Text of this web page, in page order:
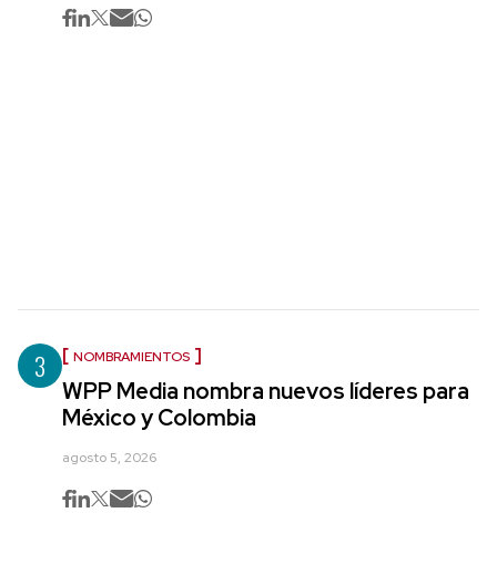
3 NOMBRAMIENTOS
WPP Media nombra nuevos líderes para
México y Colombia
agosto 5, 2026